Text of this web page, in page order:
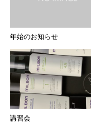
年始のお知らせ
講習会